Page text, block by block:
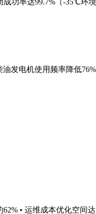
发电机使用频率降低
• 运维成本优化空间